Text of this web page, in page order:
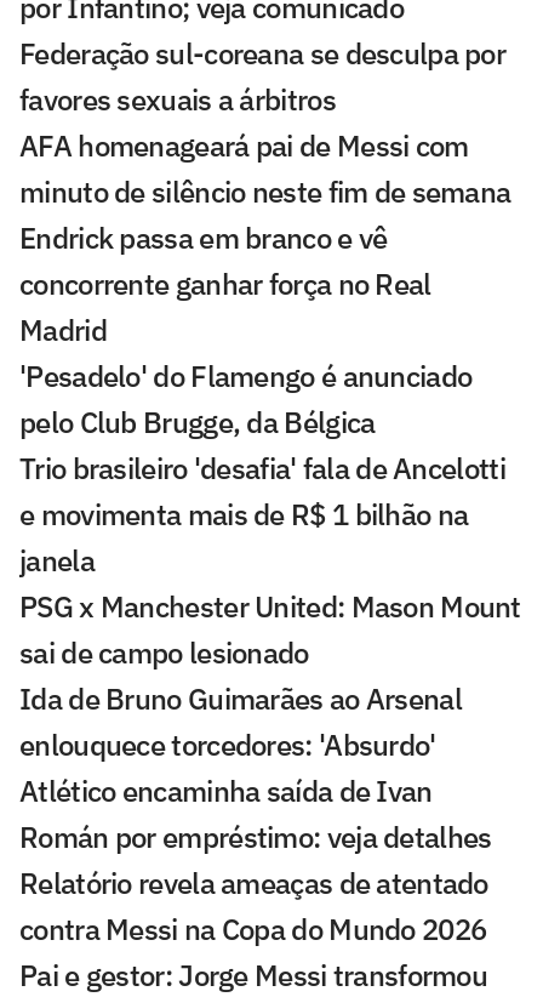
Federação sul-coreana se desculpa por
favores sexuais a árbitros
AFA homenageará pai de Messi com
minuto de silêncio neste fim de semana
Endrick passa em branco e vê
concorrente ganhar força no Real
Madrid
'Pesadelo' do Flamengo é anunciado
pelo Club Brugge, da Bélgica
Trio brasileiro 'desafia' fala de Ancelotti
e movimenta mais de R$ 1 bilhão na
janela
PSG x Manchester United: Mason Mount
sai de campo lesionado
Ida de Bruno Guimarães ao Arsenal
enlouquece torcedores: 'Absurdo'
Atlético encaminha saída de Ivan
Román por empréstimo: veja detalhes
Relatório revela ameaças de atentado
contra Messi na Copa do Mundo 2026
Pai e gestor: Jorge Messi transformou